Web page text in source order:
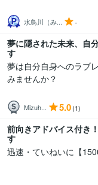
水鳥川（み... -
夢に隠された未来、自
す
夢は自分自身へのラブ
みませんか？
Mizuh... 5.0(1)
前向きアドバイス付き
す
迅速・ていねいに【